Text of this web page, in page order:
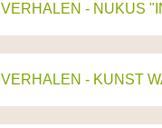
VERHALEN - NUKUS
VERHALEN - KUNST